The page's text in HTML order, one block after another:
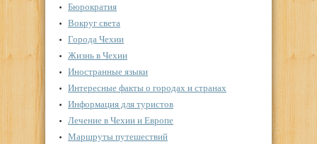
Бюрократия
Вокруг света
Города Чехии
Жизнь в Чехии
Иностранные языки
Интересные факты о городах и странах
Информация для туристов
Лечение в Чехии и Европе
Маршруты путешествий